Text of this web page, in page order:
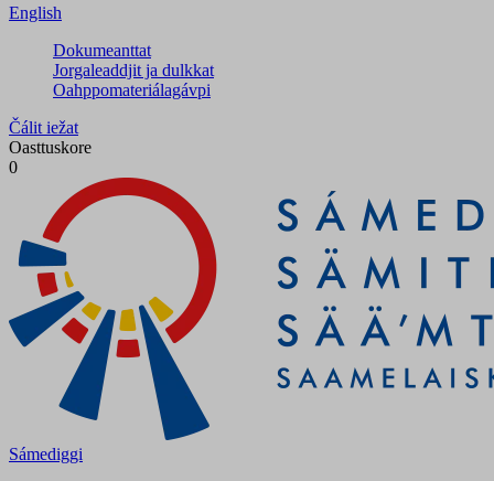
English
Dokumeanttat
Jorgaleaddjit ja dulkkat
Oahppomateriálagávpi
Čálit iežat
Oasttuskore
0
Sámediggi